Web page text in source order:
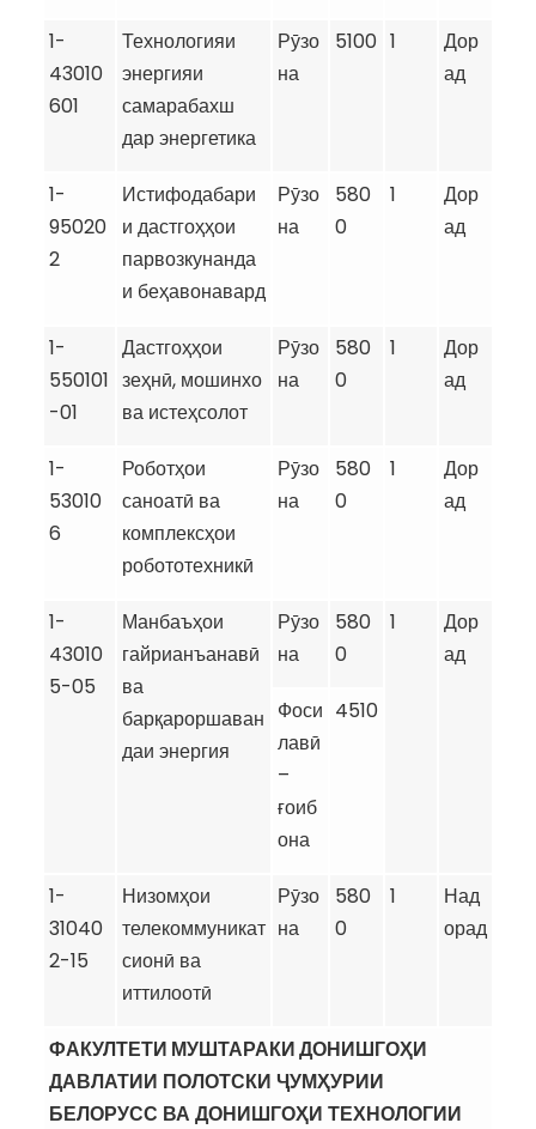
1-
43010
601
Технологияи
энергияи
самарабахш
дар энергетика
Рӯзо
на
5100 1
Дор
ад
1-
95020
2
Истифодабари
и дастгоҳҳои
парвозкунанда
и беҳавонавард
Рӯзо
на
580
0
1
Дор
ад
1-
550101
-01
Дастгоҳҳои
зеҳнӣ, мошинхо
ва истеҳсолот
Рӯзо
на
580
0
1
Дор
ад
1-
53010
6
Роботҳои
саноатӣ ва
комплексҳои
робототехникӣ
Рӯзо
на
580
0
1
Дор
ад
1-
43010
5-05
Манбаъҳои
гайрианъанавӣ
ва
барқароршаван
даи энергия
Рӯзо
на
580
0
1
Дор
ад
Фоси
лавӣ
–
ғоиб
она
4510
1-
31040
2-15
Низомҳои
телекоммуникат
сионӣ ва
иттилоотӣ
Рӯзо
на
580
0
1
Над
орад
ФАКУЛТЕТИ МУШТАРАКИ ДОНИШГОҲИ
ДАВЛАТИИ ПОЛОТСКИ ҶУМҲУРИИ
БЕЛОРУСС ВА ДОНИШГОҲИ ТЕХНОЛОГИИ